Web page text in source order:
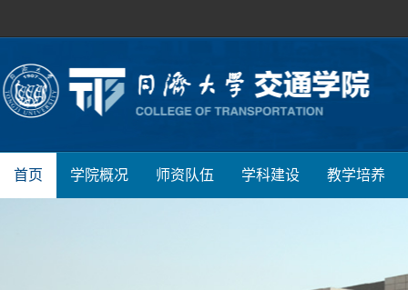
首页 学院概况 师资队伍 学科建设 教学培养